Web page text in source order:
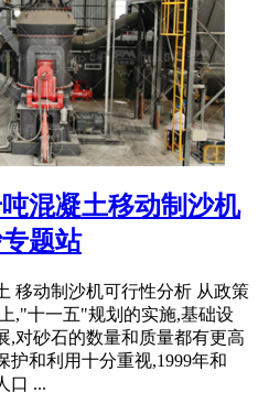
混凝土移动制沙机
题站
移动制沙机可行性分析 从政策
,"十一五"规划的实施,基础设
,对砂石的数量和质量都有更高
护和利用十分重视,1999年和
口 ...